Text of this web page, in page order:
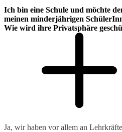
Ich bin eine Schule und möchte
meinen minderjährigen
Wie wird ihre Privatsphäre
Ja, wir haben vor allem an